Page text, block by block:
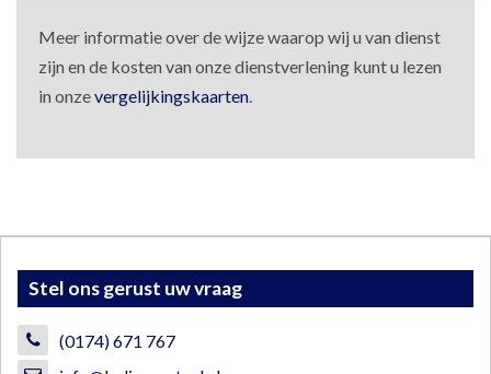
Meer informatie over de wijze waarop wij u van dienst
zijn en de kosten van onze dienstverlening kunt u lezen
in onzevergelijkingskaarten.
Stel ons gerust uw vraag
(0174) 671 767